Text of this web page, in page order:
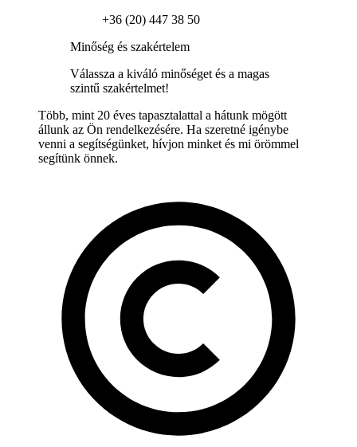
+36 (20) 447 38 50
Minőség és szakértelem
Válassza a kiváló minőséget és a magas
szintű szakértelmet!
Több, mint 20 éves tapasztalattal a hátunk mögött
állunk az Ön rendelkezésére. Ha szeretné igénybe
venni a segítségünket, hívjon minket és mi örömmel
segítünk önnek.